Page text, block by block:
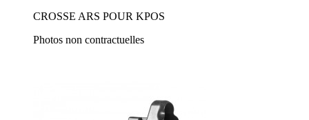
CROSSE ARS POUR KPOS
Photos non contractuelles